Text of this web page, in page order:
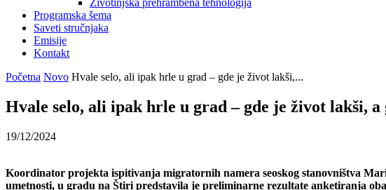
Životinjska prehrambena tehnologija
Programska šema
Saveti stručnjaka
Emisije
Kontakt
Početna Novo Hvale selo, ali ipak hrle u grad – gde je život lakši,...
Hvale selo, ali ipak hrle u grad – gde je život lakši, a
19/12/2024
Koordinator projekta ispitivanja migratornih namera seoskog stanovništva
umetnosti, u gradu na Štiri predstavila je preliminarne rezultate anketiranja